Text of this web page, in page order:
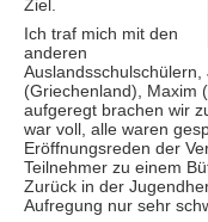
Ziel.
Ich traf mich mit den
anderen
(Griechenland), Maxim
aufgeregt brachen wir
war voll, alle waren
Eröffnungsreden der
Teilnehmer zu einem
Zurück in der
Aufregung nur sehr